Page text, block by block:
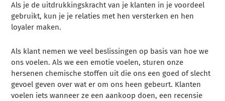
Als je de uitdrukkingskracht van je klanten in je voordeel
gebruikt, kun je je relaties met hen versterken en hen
loyaler maken.
Als klant nemen we veel beslissingen op basis van hoe we
ons voelen. Als we een emotie voelen, sturen onze
hersenen chemische stoffen uit die ons een goed of slecht
gevoel geven over wat er om ons heen gebeurt. Klanten
voelen iets wanneer ze een aankoop doen, een recensie